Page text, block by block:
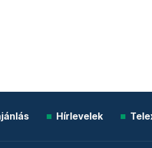
Hírlevelek